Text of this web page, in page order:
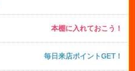
本棚に入れておこう！
毎日来店ポイントGET！